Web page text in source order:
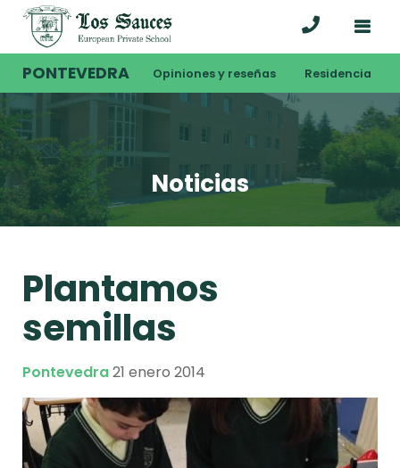
PONTEVEDRA Opiniones y reseñas Residencia
Noticias
Plantamos
semillas
Pontevedra21 enero 2014